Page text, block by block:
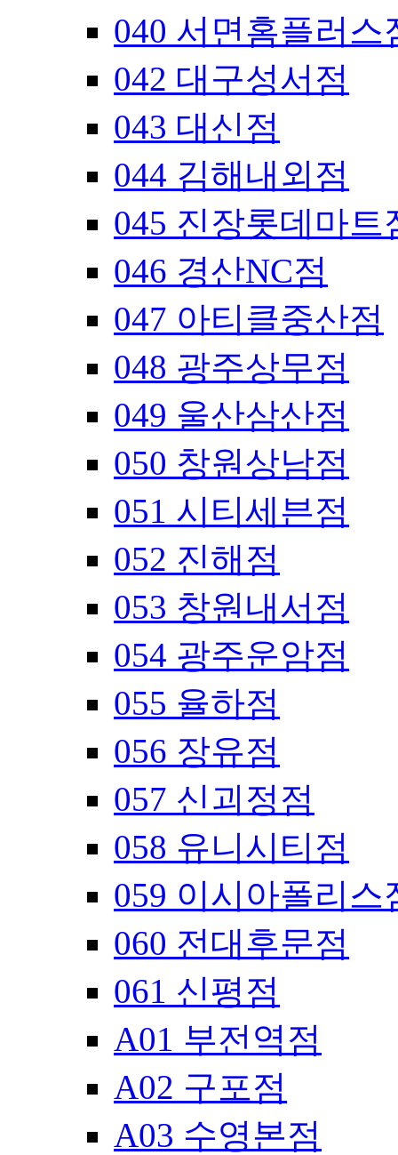
040 서면홈플러스
042 대구성서점
043 대신점
044 김해내외점
045 진장롯데마트
046 경산NC점
047 아티클중산점
048 광주상무점
049 울산삼산점
050 창원상남점
051 시티세븐점
052 진해점
053 창원내서점
054 광주운암점
055 율하점
056 장유점
057 신괴정점
058 유니시티점
059 이시아폴리스
060 전대후문점
061 신평점
A01 부전역점
A02 구포점
A03 수영본점